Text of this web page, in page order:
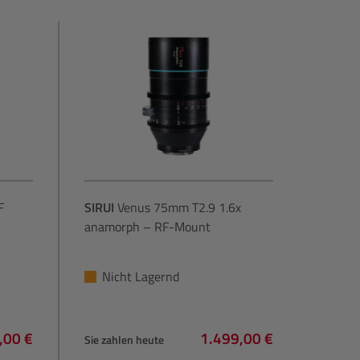
€
SIRUI Venus 75mm T2.9 1.6x
anamorph – RF-Mount
Nicht Lagernd
Sie zahlen heute 1.499,00 €